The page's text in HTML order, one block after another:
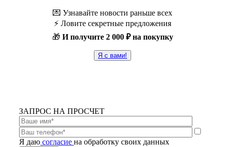
💌 Узнавайте новости раньше всех
⚡️ Ловите секретные предложения
🎁 И получите 2 000 ₽ на покупку
Я с вами!
ЗАПРОС НА ПРОСЧЕТ
Я даю согласие на обработку своих данных